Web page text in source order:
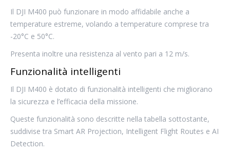
Il DJI M400 può funzionare in modo affidabile anche a
temperature estreme, volando a temperature comprese tra
-20°C e 50°C.
Presenta inoltre una resistenza al vento pari a 12 m/s.
Funzionalità intelligenti
Il DJI M400 è dotato di funzionalità intelligenti che migliorano
la sicurezza e l’efficacia della missione.
Queste funzionalità sono descritte nella tabella sottostante,
suddivise tra Smart AR Projection, Intelligent Flight Routes e AI
Detection.